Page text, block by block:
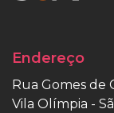
Endereço
Rua Gomes de
Vila Olímpia -